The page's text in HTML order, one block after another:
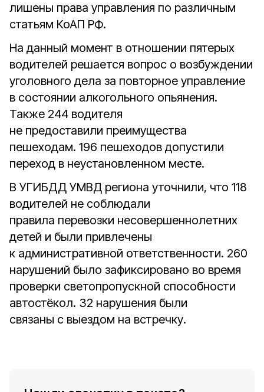
лишены права управления по различным
статьям КоАП РФ.
На данный момент в отношении пятерых
водителей решается вопрос о возбуждении
уголовного дела за повторное управление
в состоянии алкогольного опьянения.
Также 244 водителя
не предоставили преимущества
пешеходам. 196 пешеходов допустили
переход в неустановленном месте.
В УГИБДД УМВД региона уточнили, что 118
водителей не соблюдали
правила перевозки несовершеннолетних
детей и были привлечены
к административной ответственности. 260
нарушений было зафиксировано во время
проверки светопропускной способности
автостёкол. 32 нарушения были
связаны с выездом на встречку.